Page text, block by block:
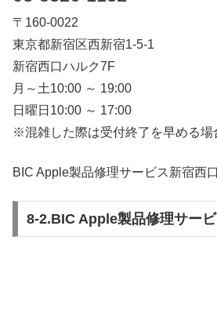
〒160-0022
東京都新宿区西新宿1-5-1
新宿西口ハルク7F
月～土10:00 ～ 19:00
日曜日10:00 ～ 17:00
※混雑した際は受付終了を早める場
BIC Apple製品修理サービス新宿西
8-2.BIC Apple製品修理サー